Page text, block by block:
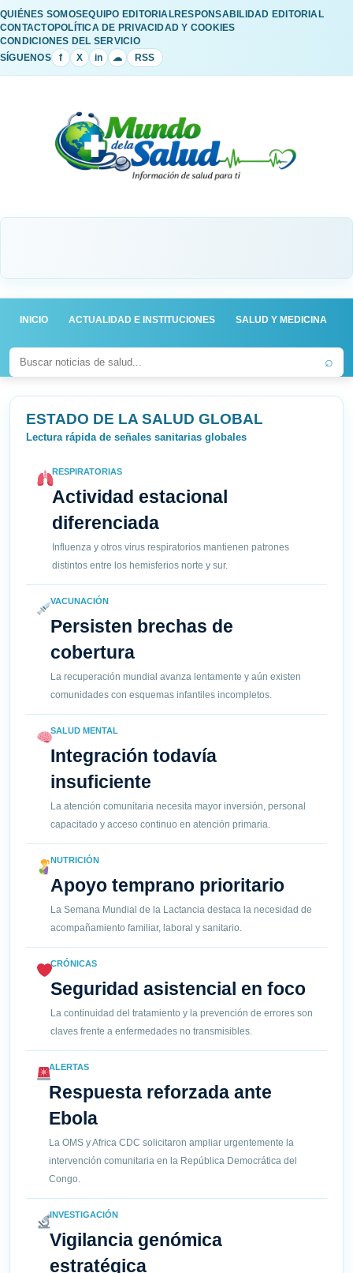
QUIÉNES SOMOSEQUIPO EDITORIALRESPONSABILIDAD EDITORIAL
CONTACTOPOLÍTICA DE PRIVACIDAD Y COOKIES
CONDICIONES DEL SERVICIO
SÍGUENOS
f X in ☁ RSS
INICIO ACTUALIDAD E INSTITUCIONES SALUD Y MEDICINA
⌕
ESTADO DE LA SALUD GLOBAL
Lectura rápida de señales sanitarias globales
RESPIRATORIAS
Actividad estacional
diferenciada
Influenza y otros virus respiratorios mantienen patrones
distintos entre los hemisferios norte y sur.
VACUNACIÓN
Persisten brechas de
cobertura
La recuperación mundial avanza lentamente y aún existen
comunidades con esquemas infantiles incompletos.
SALUD MENTAL
Integración todavía
insuficiente
La atención comunitaria necesita mayor inversión, personal
capacitado y acceso continuo en atención primaria.
NUTRICIÓN
Apoyo temprano prioritario
La Semana Mundial de la Lactancia destaca la necesidad de
acompañamiento familiar, laboral y sanitario.
CRÓNICAS
Seguridad asistencial en foco
La continuidad del tratamiento y la prevención de errores son
claves frente a enfermedades no transmisibles.
ALERTAS
Respuesta reforzada ante
Ebola
La OMS y Africa CDC solicitaron ampliar urgentemente la
intervención comunitaria en la República Democrática del
Congo.
INVESTIGACIÓN
Vigilancia genómica
estratégica